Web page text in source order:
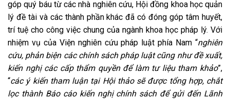
góp quý báu từ các nhà nghiên cứu, Hội đồng khoa học quản
lý đề tài và các thành phần khác đã có đóng góp tâm huyết,
trí tuệ cho công việc chung của ngành khoa học pháp lý. Với
nhiệm vụ của Viện nghiên cứu pháp luật phía Nam “nghiên
cứu, phản biện các chính sách pháp luật cũng như đề xuất,
kiến nghị các cấp thẩm quyền để làm tư liệu tham khảo”,
“các ý kiến tham luận tại Hội thảo sẽ được tổng hợp, chắt
lọc thành Báo cáo kiến nghị chính sách để gửi đến Lãnh